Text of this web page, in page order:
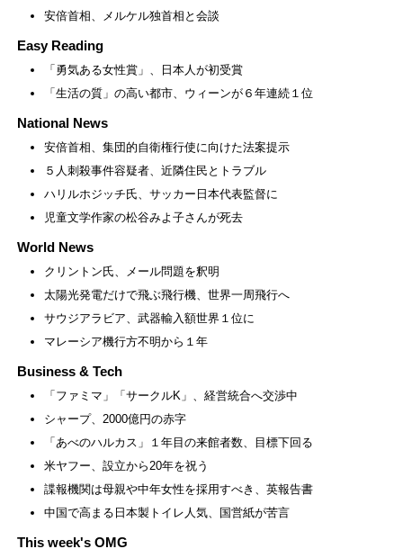
安倍首相、メルケル独首相と会談
Easy Reading
「勇気ある女性賞」、日本人が初受賞
「生活の質」の高い都市、ウィーンが６年連続１位
National News
安倍首相、集団的自衛権行使に向けた法案提示
５人刺殺事件容疑者、近隣住民とトラブル
ハリルホジッチ氏、サッカー日本代表監督に
児童文学作家の松谷みよ子さんが死去
World News
クリントン氏、メール問題を釈明
太陽光発電だけで飛ぶ飛行機、世界一周飛行へ
サウジアラビア、武器輸入額世界１位に
マレーシア機行方不明から１年
Business & Tech
「ファミマ」「サークルK」、経営統合へ交渉中
シャープ、2000億円の赤字
「あべのハルカス」１年目の来館者数、目標下回る
米ヤフー、設立から20年を祝う
諜報機関は母親や中年女性を採用すべき、英報告書
中国で高まる日本製トイレ人気、国営紙が苦言
This week's OMG